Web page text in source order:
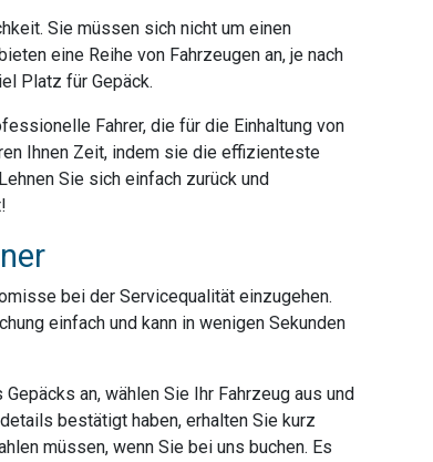
Sie müssen sich nicht um einen
eine Reihe von Fahrzeugen an, je nach
Platz für Gepäck.
Fahrer, die für die Einhaltung von
Ihnen Zeit, indem sie die effizienteste
Sie sich einfach zurück und
bei der Servicequalität einzugehen.
einfach und kann in wenigen Sekunden
an, wählen Sie Ihr Fahrzeug aus und
bestätigt haben, erhalten Sie kurz
müssen, wenn Sie bei uns buchen. Es